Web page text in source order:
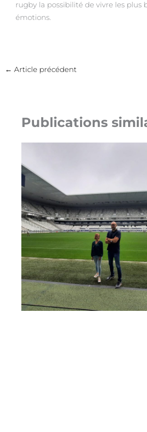
rugby la possibilité de vivre les plus
émotions.
← Article précédent
Publications